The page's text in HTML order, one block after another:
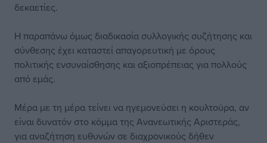
δεκαετίες.
Η παραπάνω όμως διαδικασία συλλογικής συζήτησης και
σύνθεσης έχει καταστεί απαγορευτική με όρους
πολιτικής ενσυναίσθησης και αξιοπρέπειας για πολλούς
από εμάς.
Μέρα με τη μέρα τείνει να ηγεμονεύσει η κουλτούρα, αν
είναι δυνατόν στο κόμμα της Ανανεωτικής Αριστεράς,
για αναζήτηση ευθυνών σε διαχρονικούς δήθεν